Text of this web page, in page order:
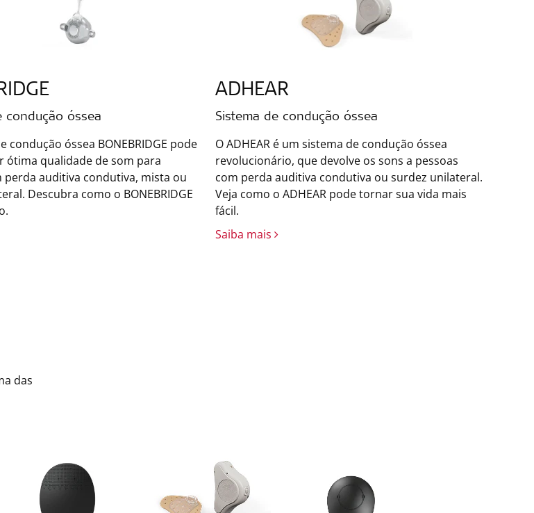
condução óssea
condução óssea BONEBRIDGE pode
ótima qualidade de som para
perda auditiva condutiva, mista ou
Descubra como o BONEBRIDGE
ADHEAR
Sistema de condução óssea
O ADHEAR é um sistema de condução óssea
revolucionário, que devolve os sons a pessoas
com perda auditiva condutiva ou surdez unilateral.
Veja como o ADHEAR pode tornar sua vida mais
fácil.
Saiba mais
das